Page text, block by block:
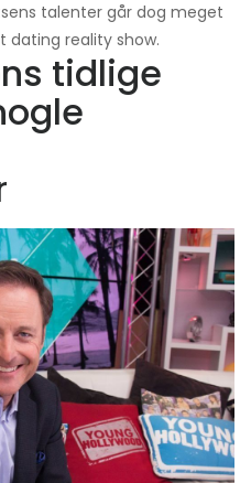
talenter går dog meget
reality show.
tidlige